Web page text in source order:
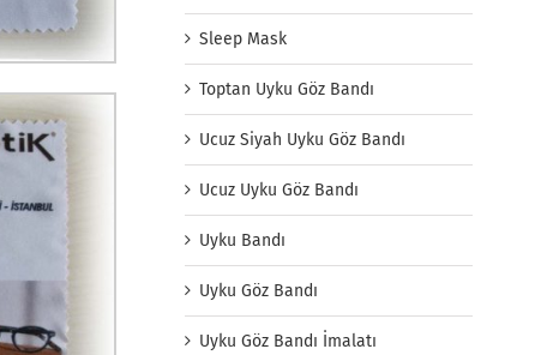
Sleep Mask
Toptan Uyku Göz Bandı
Ucuz Siyah Uyku Göz Bandı
Ucuz Uyku Göz Bandı
Uyku Bandı
Uyku Göz Bandı
Uyku Göz Bandı İmalatı